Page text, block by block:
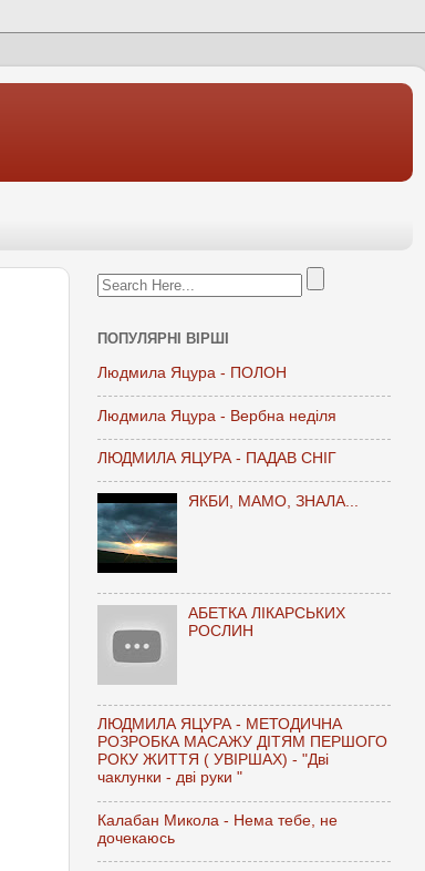
ПОПУЛЯРНІ ВІРШІ
Людмила Яцура - ПОЛОН
Людмила Яцура - Вербна неділя
ЛЮДМИЛА ЯЦУРА - ПАДАВ СНІГ
ЯКБИ, МАМО, ЗНАЛА...
АБЕТКА ЛІКАРСЬКИХ
РОСЛИН
ЛЮДМИЛА ЯЦУРА - МЕТОДИЧНА
РОЗРОБКА МАСАЖУ ДІТЯМ ПЕРШОГО
РОКУ ЖИТТЯ ( УВІРШАХ) - "Дві
чаклунки - дві руки "
Калабан Микола - Нема тебе, не
дочекаюсь